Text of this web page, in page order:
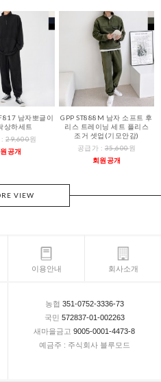
남자뽀글이
상하세트
:29,600원
공개
GPP ST888M 남자 소프트 후
리스 트레이닝 세트 플리스
조거 셋업(기모안감)
공급가 : 35,600원
회원공개
VIEW
이용안내 회사소개
농협 351-0752-3336-73
국민 572837-01-002263
새마을금고 9005-0001-4473-8
예금주 : 주식회사 블루모드